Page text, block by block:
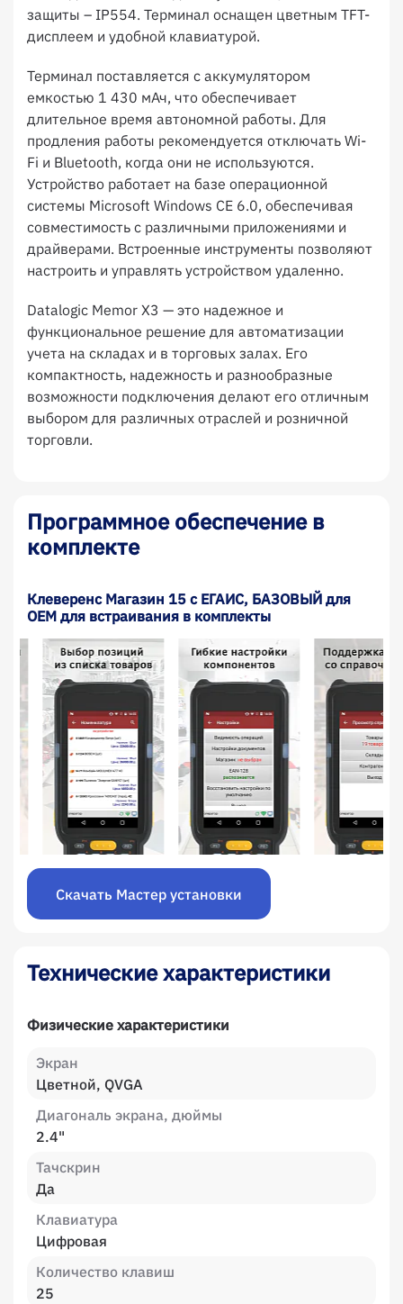
защиты – IP554. Терминал оснащен цветным TFT-
дисплеем и удобной клавиатурой.
Терминал поставляется с аккумулятором
емкостью 1 430 мАч, что обеспечивает
длительное время автономной работы. Для
продления работы рекомендуется отключать Wi-
Fi и Bluetooth, когда они не используются.
Устройство работает на базе операционной
системы Microsoft Windows CE 6.0, обеспечивая
совместимость с различными приложениями и
драйверами. Встроенные инструменты позволяют
настроить и управлять устройством удаленно.
Datalogic Memor X3 — это надежное и
функциональное решение для автоматизации
учета на складах и в торговых залах. Его
компактность, надежность и разнообразные
возможности подключения делают его отличным
выбором для различных отраслей и розничной
торговли.
Программное обеспечение в
комплекте
Клеверенс Магазин 15 с ЕГАИС, БАЗОВЫЙ для
OEM для встраивания в комплекты
Скачать Мастер установки
Технические характеристики
Физические характеристики
Экран
Цветной, QVGA
Диагональ экрана, дюймы
2.4"
Тачскрин
Да
Клавиатура
Цифровая
Количество клавиш
25